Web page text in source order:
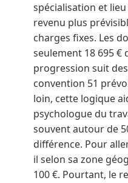
spécialisation et
revenu plus
charges fixes. Les
seulement 18 695 €
progression suit
convention 51
loin, cette logique
psychologue du
souvent autour de
différence. Pour
il selon sa zone
100 €. Pourtant, le